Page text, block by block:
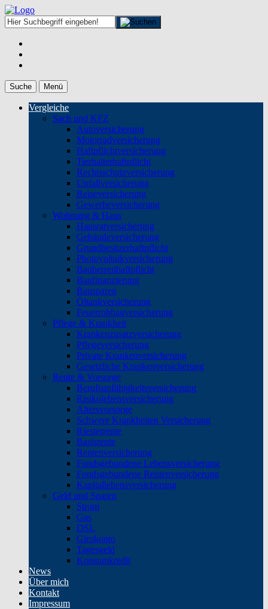
Suche Menü
Vergleiche
Sach und KFZ
Autoversicherung
Motorradversicherung
Haftpflichtversicherung
Tierhalterhaftpflicht
Rechtsschutzversicherung
Unfallversicherung
Reiseversicherung
Gewerbeversicherung
Wohnung & Haus
Hausratversicherung
Gebäudeversicherung
Grundbesitzerhaftpflicht
Photovoltaikversicherung
Bauherrenhaftpflicht
Baufinanzierung
Bausparen
Öltankversicherung
Feuerrohbauversicherung
Pflege & Krankheit
Krankenzusatzversicherung
Pflegeversicherung
Private Krankenversicherung
Gesetzliche Krankenversicherung
Rente & Vorsorge
Berufs­unfähigkeitsversicherung
Risikolebensversicherung
Altersvorsorge
Schwere Krankheiten Versicherung
Riesterrente
Basisrente
Rentenversicherung
Fondsgebundene Lebensversicherung
Fondsgebundene Rentenversicherung
Kapitallebensversicherung
Geld und Sparen
Strom
Gas
DSL
Girokonto
Tagesgeld
Konsumkredit
News
Über mich
Kontakt
Impressum